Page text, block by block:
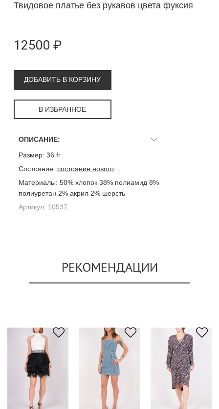
Твидовое платье без рукавов цвета фуксия
12500 ₽
ДОБАВИТЬ В КОРЗИНУ
В ИЗБРАННОЕ
ОПИСАНИЕ:
Размер: 36 fr
Состояние: состояние нового
Материалы: 50% хлопок 38% полиамид 8%
полиуретан 2% акрил 2% шерсть
Артикул: 10537
РЕКОМЕНДАЦИИ